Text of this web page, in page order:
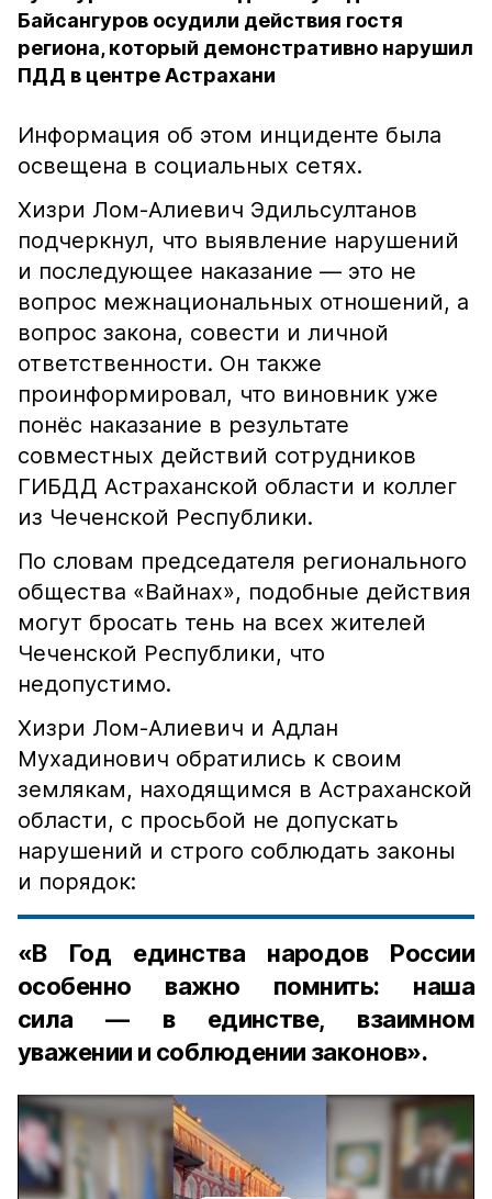
Байсангуров осудили действия гостя
региона, который демонстративно нарушил
ПДД в центре Астрахани
Информация об этом инциденте была
освещена в социальных сетях.
Хизри Лом-Алиевич Эдильсултанов
подчеркнул, что выявление нарушений
и последующее наказание — это не
вопрос межнациональных отношений, а
вопрос закона, совести и личной
ответственности. Он также
проинформировал, что виновник уже
понёс наказание в результате
совместных действий сотрудников
ГИБДД Астраханской области и коллег
из Чеченской Республики.
По словам председателя регионального
общества «Вайнах», подобные действия
могут бросать тень на всех жителей
Чеченской Республики, что
недопустимо.
Хизри Лом-Алиевич и Адлан
Мухадинович обратились к своим
землякам, находящимся в Астраханской
области, с просьбой не допускать
нарушений и строго соблюдать законы
и порядок:
«В Год единства народов России
особенно важно помнить: наша
сила — в единстве, взаимном
уважении и соблюдении законов».